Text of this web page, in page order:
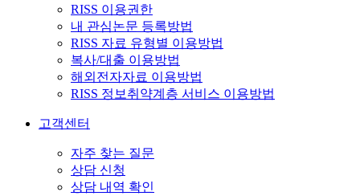
RISS 이용권한
내 관심논문 등록방법
RISS 자료 유형별 이용방법
복사/대출 이용방법
해외전자자료 이용방법
RISS 정보취약계층 서비스 이용방법
고객센터
자주 찾는 질문
상담 신청
상담 내역 확인